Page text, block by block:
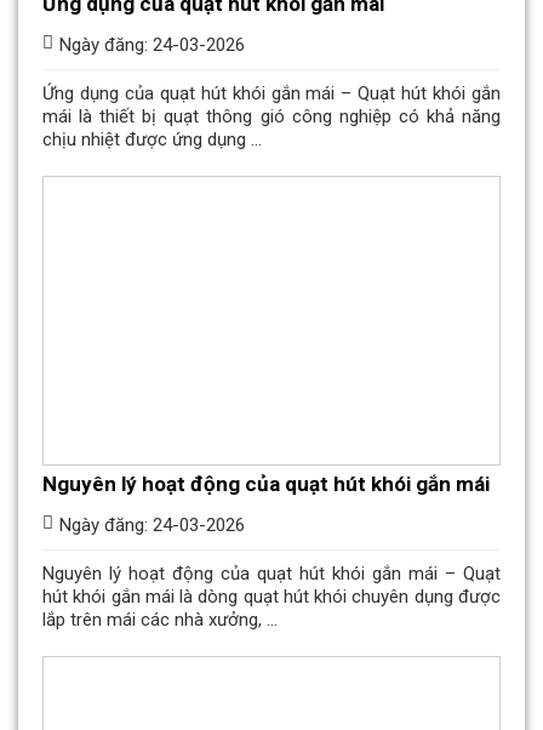
Ngày đăng: 24-03-2026
Ứng dụng của quạt hút khói gắn mái – Quạt hút khói gắn
mái là thiết bị quạt thông gió công nghiệp có khả năng
chịu nhiệt được ứng dụng ...
Nguyên lý hoạt động của quạt hút khói gắn mái
Ngày đăng: 24-03-2026
Nguyên lý hoạt động của quạt hút khói gắn mái – Quạt
hút khói gắn mái là dòng quạt hút khói chuyên dụng được
lắp trên mái các nhà xưởng, ...